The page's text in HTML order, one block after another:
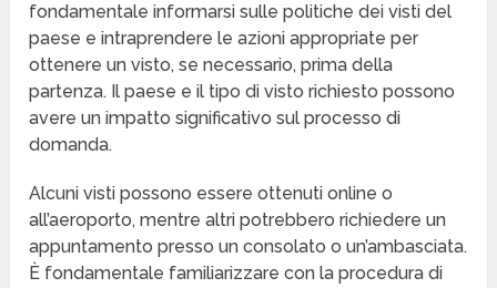
fondamentale informarsi sulle politiche dei visti del
paese e intraprendere le azioni appropriate per
ottenere un visto, se necessario, prima della
partenza. Il paese e il tipo di visto richiesto possono
avere un impatto significativo sul processo di
domanda.
Alcuni visti possono essere ottenuti online o
all’aeroporto, mentre altri potrebbero richiedere un
appuntamento presso un consolato o un’ambasciata.
È fondamentale familiarizzare con la procedura di